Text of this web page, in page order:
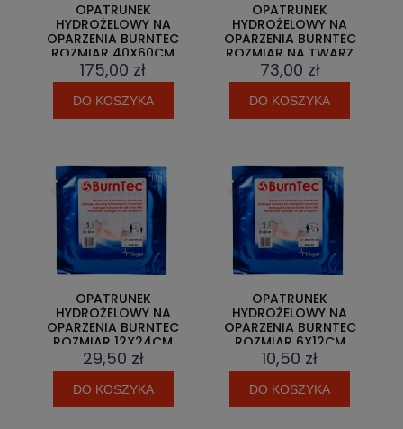
OPATRUNEK
HYDROŻELOWY NA
OPARZENIA BURNTEC
ROZMIAR 40X60CM
175,00 zł
DO KOSZYKA
OPATRUNEK
HYDROŻELOWY NA
OPARZENIA BURNTEC
ROZMIAR NA TWARZ
25X25CM
73,00 zł
DO KOSZYKA
OPATRUNEK
HYDROŻELOWY NA
OPARZENIA BURNTEC
ROZMIAR 12X24CM
29,50 zł
DO KOSZYKA
OPATRUNEK
HYDROŻELOWY NA
OPARZENIA BURNTEC
ROZMIAR 6X12CM
10,50 zł
DO KOSZYKA